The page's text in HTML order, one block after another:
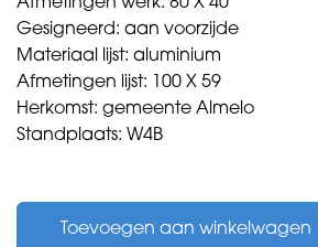
Gesigneerd: aan voorzijde
Materiaal lijst: aluminium
Afmetingen lijst: 100 X 59
Herkomst: gemeente Almelo
Standplaats: W4B
Fred
Toevoegen aan winkelwagen